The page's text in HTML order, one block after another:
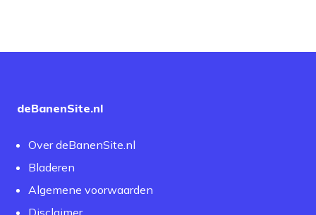
deBanenSite.nl
Over deBanenSite.nl
Bladeren
Algemene voorwaarden
Disclaimer